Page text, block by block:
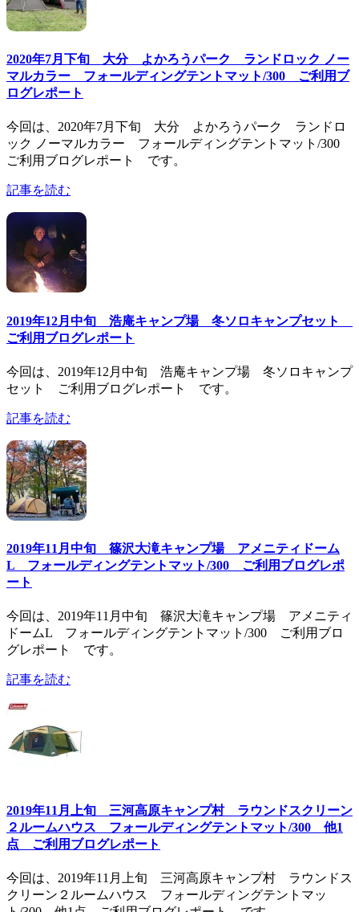
2020年7月下旬 大分 よかろうパーク ランドロック ノー
マルカラー フォールディングテントマット/300 ご利用ブ
ログレポート
今回は、2020年7月下旬 大分 よかろうパーク ランドロ
ック ノーマルカラー フォールディングテントマット/300
ご利用ブログレポート です。
記事を読む
2019年12月中旬 浩庵キャンプ場 冬ソロキャンプセット
ご利用ブログレポート
今回は、2019年12月中旬 浩庵キャンプ場 冬ソロキャンプ
セット ご利用ブログレポート です。
記事を読む
2019年11月中旬 篠沢大滝キャンプ場 アメニティドーム
L フォールディングテントマット/300 ご利用ブログレポ
ート
今回は、2019年11月中旬 篠沢大滝キャンプ場 アメニティ
ドームL フォールディングテントマット/300 ご利用ブロ
グレポート です。
記事を読む
2019年11月上旬 三河高原キャンプ村 ラウンドスクリーン
２ルームハウス フォールディングテントマット/300 他1
点 ご利用ブログレポート
今回は、2019年11月上旬 三河高原キャンプ村 ラウンドス
クリーン２ルームハウス フォールディングテントマッ